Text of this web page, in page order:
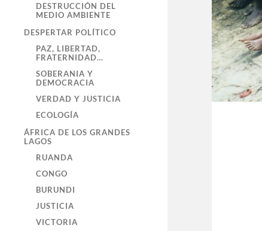
DESTRUCCIÓN DEL
MEDIO AMBIENTE
DESPERTAR POLÍTICO
PAZ, LIBERTAD,
FRATERNIDAD…
SOBERANIA Y
DEMOCRACIA
VERDAD Y JUSTICIA
ECOLOGÍA
ÁFRICA DE LOS GRANDES
LAGOS
RUANDA
CONGO
BURUNDI
JUSTICIA
VICTORIA